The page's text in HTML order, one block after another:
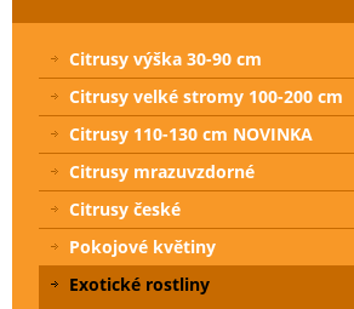
Citrusy výška 30-90 cm
Citrusy velké stromy 100-200 cm
Citrusy 110-130 cm NOVINKA
Citrusy mrazuvzdorné
Citrusy české
Pokojové květiny
Exotické rostliny